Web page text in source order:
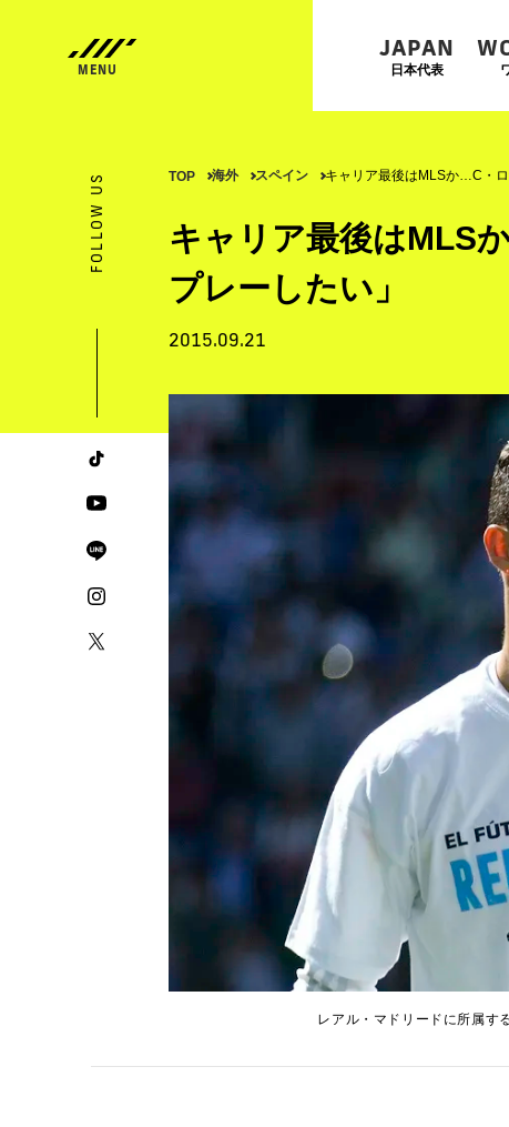
JAPAN
日本代表
FOLLOW US TOP 海外 スペイン キャリア最後はMLSか…C・ロ
キャリア最後はMLS
プレーしたい」
2015.09.21
レアル・マドリードに所属す